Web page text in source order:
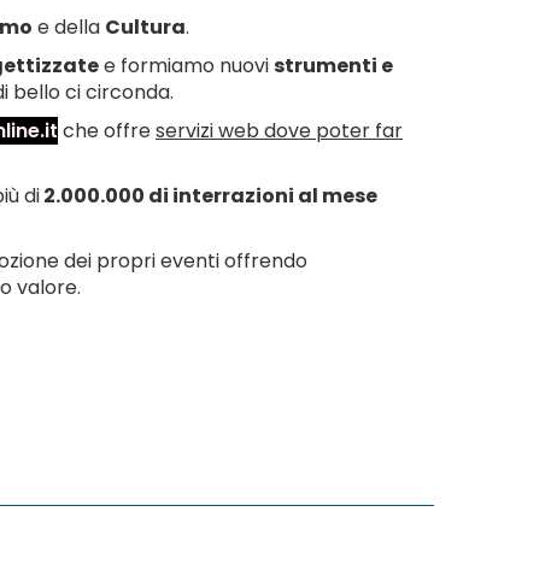
e della Cultura.
e formiamo nuovistrumenti e
bello ci circonda.
che offreservizi web dove poter far
di2.000.000 di interrazioni al mese
dei propri eventi offrendo
valore.